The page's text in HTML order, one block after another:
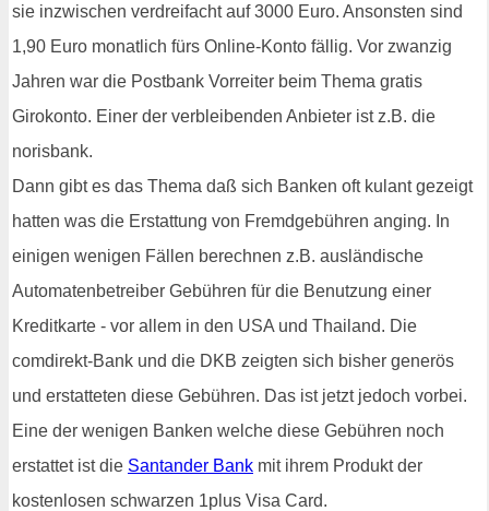
sie inzwischen verdreifacht auf 3000 Euro. Ansonsten sind
1,90 Euro monatlich fürs Online-Konto fällig. Vor zwanzig
Jahren war die Postbank Vorreiter beim Thema gratis
Girokonto. Einer der verbleibenden Anbieter ist z.B. die
norisbank.
Dann gibt es das Thema daß sich Banken oft kulant gezeigt
hatten was die Erstattung von Fremdgebühren anging. In
einigen wenigen Fällen berechnen z.B. ausländische
Automatenbetreiber Gebühren für die Benutzung einer
Kreditkarte - vor allem in den USA und Thailand. Die
comdirekt-Bank und die DKB zeigten sich bisher generös
und erstatteten diese Gebühren. Das ist jetzt jedoch vorbei.
Eine der wenigen Banken welche diese Gebühren noch
erstattet ist die Santander Bank mit ihrem Produkt der
kostenlosen schwarzen 1plus Visa Card.